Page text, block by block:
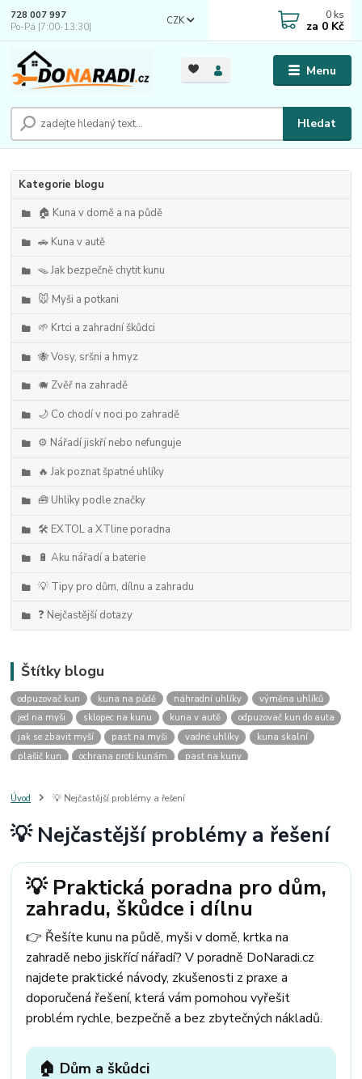
Menu
CZK
Hledat
728 007 997
Po-Pá |7:00-13:30|
0 ks
za 0 Kč
Kategorie blogu
🏠 Kuna v domě a na půdě
🚗 Kuna v autě
🪤 Jak bezpečně chytit kunu
🐭 Myši a potkani
🌱 Krtci a zahradní škůdci
🐝 Vosy, sršni a hmyz
🐗 Zvěř na zahradě
🌙 Co chodí v noci po zahradě
⚙️ Nářadí jiskří nebo nefunguje
🔥 Jak poznat špatné uhlíky
🧰 Uhlíky podle značky
🛠️ EXTOL a XTline poradna
🔋 Aku nářadí a baterie
💡 Tipy pro dům, dílnu a zahradu
❓ Nejčastější dotazy
Štítky blogu
odpuzovač kun kuna na půdě náhradní uhlíky
výměna uhlíků
jed na myši
sklopec na kunu kuna v autě
odpuzovač kun do auta
jak se zbavit myší
past na myši vadné uhlíky
kuna skalní
plašič kun
ochrana proti kunám
past na kuny
past na kunu
myši v domě odpuzovač myší
štěnice
štěnice v hotelu jak se zbavit kuny
kuna ve střeše
mravenci a mšice
uhlíky do nářadí
uhlíky do nařadí
uhlíky do vysavače
uhlíky do pračky uhlíky do
uhlíky parkside
uhlíky ferm uhlíky makita
uhlíkové kartáče
kde sehnat uhlíky
kde koupit uhlíky
Úvod 💡 Nejčastější problémy a řešení
💡 Nejčastější problémy a řešení
💡 Praktická poradna pro dům,
zahradu, škůdce i dílnu
👉 Řešíte kunu na půdě, myši v domě, krtka na
zahradě nebo jiskřící nářadí? V poradně DoNaradi.cz
najdete praktické návody, zkušenosti z praxe a
doporučená řešení, která vám pomohou vyřešit
problém rychle, bezpečně a bez zbytečných nákladů.
🏠 Dům a škůdci